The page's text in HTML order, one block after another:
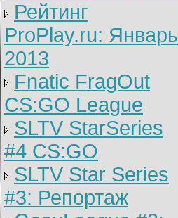
Рейтинг
ProPlay.ru: Январь
2013
Fnatic FragOut
CS:GO League
SLTV StarSeries
#4 CS:GO
SLTV Star Series
#3: Репортаж